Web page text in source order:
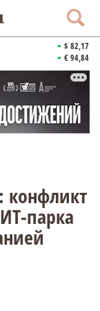
$ 82,17
€ 94,84
конфликт
парка